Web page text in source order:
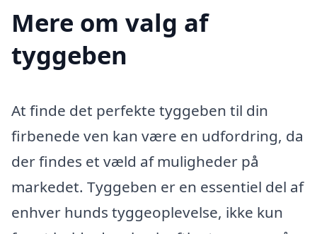
Mere om valg af
tyggeben
At finde det perfekte tyggeben til din
firbenede ven kan være en udfordring, da
der findes et væld af muligheder på
markedet. Tyggeben er en essentiel del af
enhver hunds tyggeoplevelse, ikke kun